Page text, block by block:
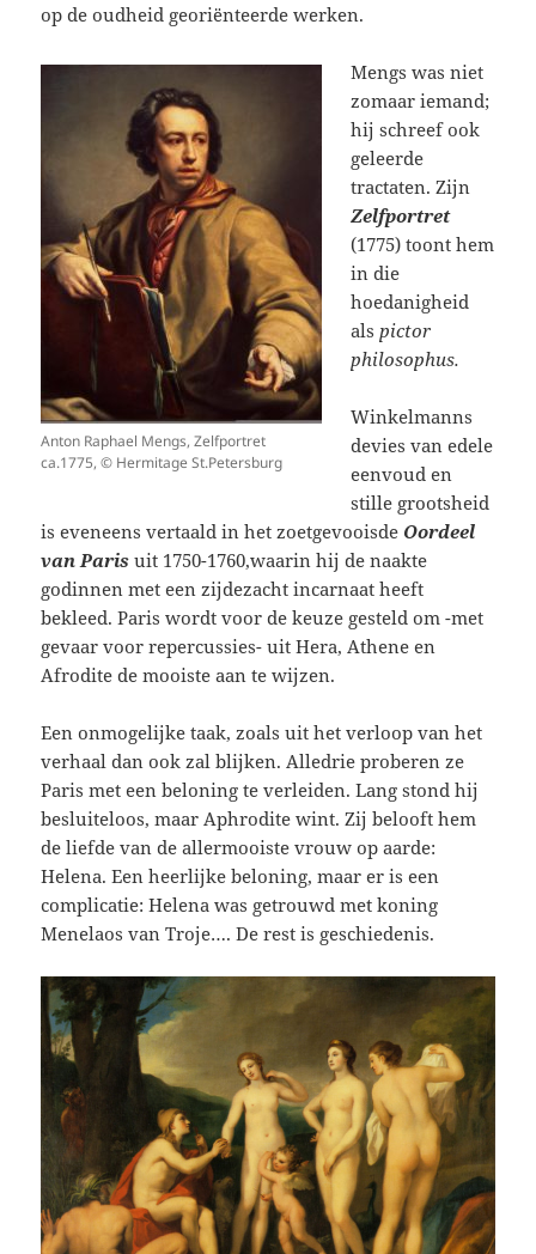
op de oudheid georiënteerde werken.
Anton Raphael Mengs, Zelfportret
ca.1775, © Hermitage St.Petersburg
Mengs was niet
zomaar iemand;
hij schreef ook
geleerde
tractaten. Zijn
Zelfportret
(1775) toont hem
in die
hoedanigheid
als pictor
philosophus.
Winkelmanns
devies van edele
eenvoud en
stille grootsheid
is eveneens vertaald in het zoetgevooisde Oordeel
van Parisuit 1750-1760,waarin hij de naakte
godinnen met een zijdezacht incarnaat heeft
bekleed. Paris wordt voor de keuze gesteld om -met
gevaar voor repercussies- uit Hera, Athene en
Afrodite de mooiste aan te wijzen.
Een onmogelijke taak, zoals uit het verloop van het
verhaal dan ook zal blijken. Alledrie proberen ze
Paris met een beloning te verleiden. Lang stond hij
besluiteloos, maar Aphrodite wint. Zij belooft hem
de liefde van de allermooiste vrouw op aarde:
Helena. Een heerlijke beloning, maar er is een
complicatie: Helena was getrouwd met koning
Menelaos van Troje…. De rest is geschiedenis.